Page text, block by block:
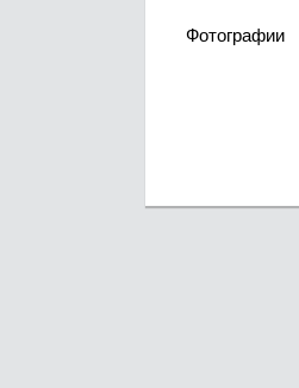
Фотографии